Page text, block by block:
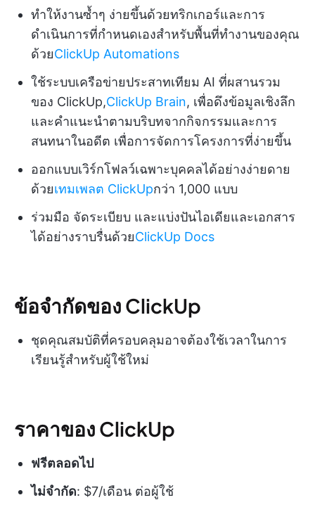
ทำให้งานซ้ำๆ ง่ายขึ้นด้วยทริกเกอร์และการ
ดำเนินการที่กำหนดเองสำหรับพื้นที่ทำงานของคุณ
ด้วยClickUp Automations
ใช้ระบบเครือข่ายประสาทเทียม AI ที่ผสานรวม
ของ ClickUp,ClickUp Brain, เพื่อดึงข้อมูลเชิงลึก
และคำแนะนำตามบริบทจากกิจกรรมและการ
สนทนาในอดีต เพื่อการจัดการโครงการที่ง่ายขึ้น
ออกแบบเวิร์กโฟลว์เฉพาะบุคคลได้อย่างง่ายดาย
ด้วยเทมเพลต ClickUpกว่า 1,000 แบบ
ร่วมมือ จัดระเบียบ และแบ่งปันไอเดียและเอกสาร
ได้อย่างราบรื่นด้วยClickUp Docs
ข้อจำกัดของ ClickUp
ชุดคุณสมบัติที่ครอบคลุมอาจต้องใช้เวลาในการ
เรียนรู้สำหรับผู้ใช้ใหม่
ราคาของ ClickUp
ฟรีตลอดไป
ไม่จำกัด: $7/เดือน ต่อผู้ใช้